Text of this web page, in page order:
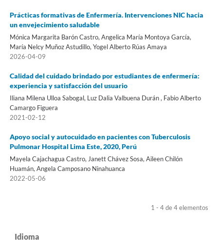
Prácticas formativas de Enfermería. Intervenciones NIC hacia
un envejecimiento saludable
Mónica Margarita Barón Castro, Angelica María Montoya García,
María Nelcy Muñoz Astudillo, Yogel Alberto Rúas Amaya
2026-04-09
Calidad del cuidado brindado por estudiantes de enfermería:
experiencia y satisfacción del usuario
Iliana Milena Ulloa Sabogal, Luz Dalia Valbuena Durán , Fabio Alberto
Camargo Figuera
2021-02-12
Apoyo social y autocuidado en pacientes con Tuberculosis
Pulmonar Hospital Lima Este, 2020, Perú
Mayela Cajachagua Castro, Janett Chávez Sosa, Aileen Chilón
Huamán, Angela Camposano Ninahuanca
2022-05-06
1 - 4 de 4 elementos
Idioma